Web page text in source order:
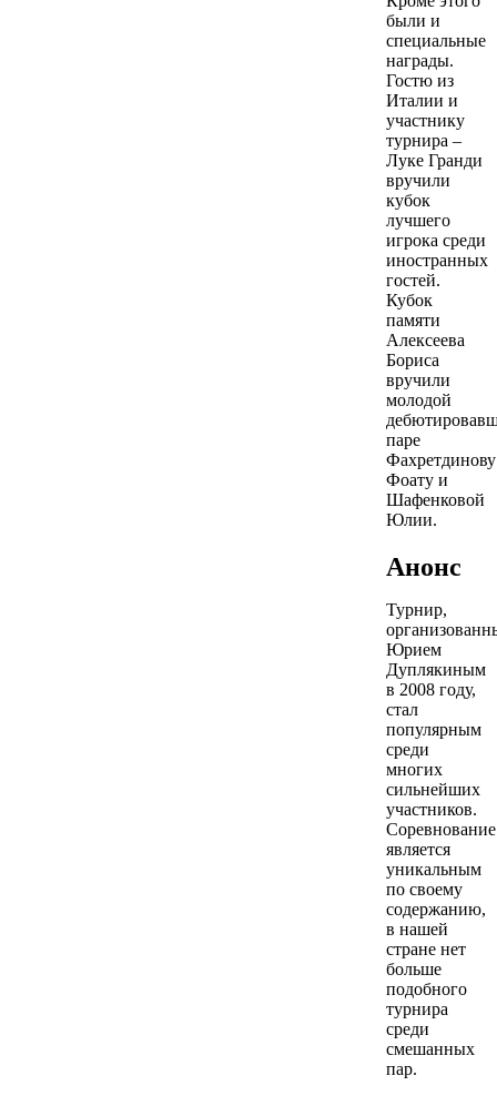
были и
специальные
награды.
Гостю из
Италии и
участнику
турнира –
Луке Гранди
вручили
кубок
лучшего
игрока среди
иностранных
гостей.
Кубок
памяти
Алексеева
Бориса
вручили
молодой
паре
Фахретдинову
Фоату и
Шафенковой
Юлии.
Анонс
Турнир,
Юрием
Дуплякиным
в 2008 году,
стал
популярным
среди
многих
сильнейших
участников.
Соревнование
является
уникальным
по своему
содержанию,
в нашей
стране нет
больше
подобного
турнира
среди
смешанных
пар.